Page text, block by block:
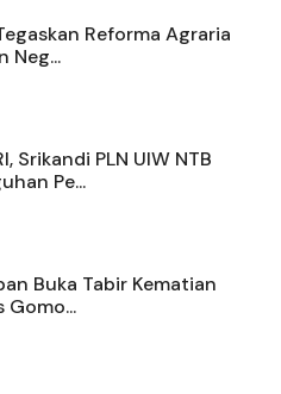
Reforma Agraria
Neg...
Srikandi PLN UIW NTB
Pe...
Buka Tabir Kematian
Gomo...